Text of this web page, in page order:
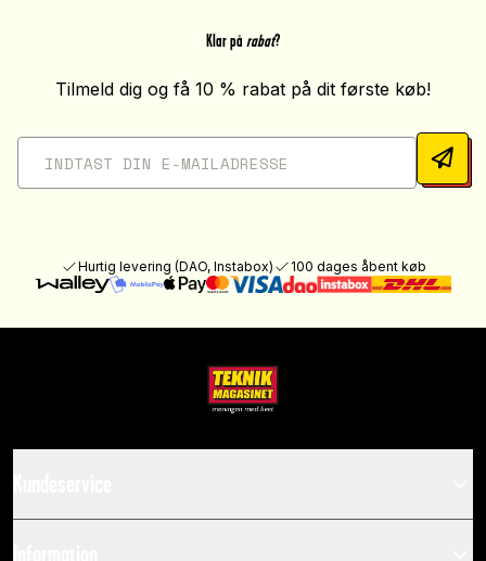
Klar på rabat?
Tilmeld dig og få 10 % rabat på dit første køb!
Hurtig levering (DAO, Instabox) 100 dages åbent køb